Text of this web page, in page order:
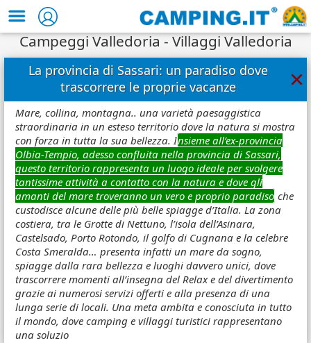
Campeggi Valledoria - Villaggi Valledoria
La provincia di Sassari: un paradiso dove
trascorrere le proprie vacanze
×
Mare, collina, montagna.. una varietà paesaggistica
straordinaria in un esteso territorio dove la natura si mostra
con forza in tutta la sua bellezza. Insieme all’ex-provincia
Olbia-Tempio, adesso confluita nella provincia di Sassari,
questo territorio rappresenta un luogo ideale per svolgere
tantissime attività a contatto con la natura e dove gli
amanti del mare troveranno un vero e proprio paradiso che
custodisce alcune delle più belle spiagge d’Italia. La zona
costiera, tra le Grotte di Nettuno, l’isola dell’Asinara,
Castelsado, Porto Rotondo, il golfo di Cugnana e la celebre
Costa Smeralda… presenta infatti un mare da sogno,
spiagge dalla rara bellezza e luoghi davvero unici, dove
trascorrere momenti all’insegna del Relax e del divertimento
grazie ai numerosi servizi offerti e alla presenza di una
lunga serie di locali. Una meta ambita e conosciuta in tutto
il mondo, dove camping e villaggi turistici rappresentano
una soluzio